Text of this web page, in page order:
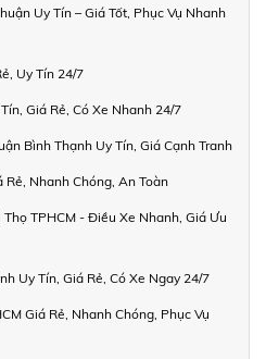
Uy Tín – Giá Tốt, Phục Vụ Nhanh
Uy Tín 24/7
Giá Rẻ, Có Xe Nhanh 24/7
Bình Thạnh Uy Tín, Giá Cạnh Tranh
Rẻ, Nhanh Chóng, An Toàn
TPHCM - Điều Xe Nhanh, Giá Ưu
Uy Tín, Giá Rẻ, Có Xe Ngay 24/7
Giá Rẻ, Nhanh Chóng, Phục Vụ